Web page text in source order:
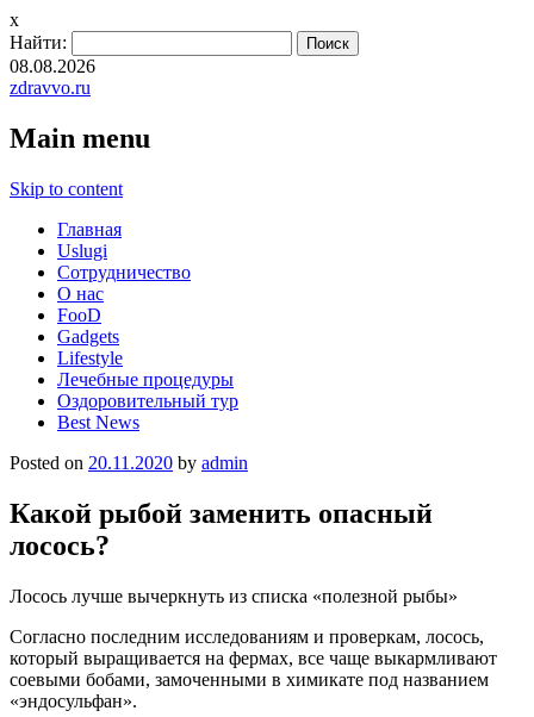
x
Найти:
08.08.2026
zdravvo.ru
Main menu
Skip to content
Главная
Uslugi
Сотрудничество
О нас
FooD
Gadgets
Lifestyle
Лечебные процедуры
Оздоровительный тур
Best News
Posted on 20.11.2020 by admin
Какой рыбой заменить опасный
лосось?
Лосось лучше вычеркнуть из списка «полезной рыбы»
Согласно последним исследованиям и проверкам, лосось,
который выращивается на фермах, все чаще выкармливают
соевыми бобами, замоченными в химикате под названием
«эндосульфан».